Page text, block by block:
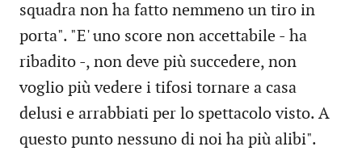
squadra non ha fatto nemmeno un tiro in
porta". "E' uno score non accettabile - ha
ribadito -, non deve più succedere, non
voglio più vedere i tifosi tornare a casa
delusi e arrabbiati per lo spettacolo visto. A
questo punto nessuno di noi ha più alibi".